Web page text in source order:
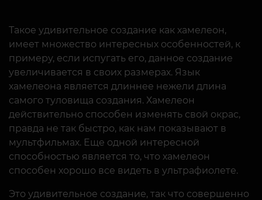
Такое удивительное создание как хамелеон,
имеет множество интересных особенностей, к
примеру, если испугать его, данное создание
увеличивается в своих размерах. Язык
хамелеона является длиннее нежели длина
самого туловища создания. Хамелеон
действительно способен изменять свой окрас,
правда не так быстро, как нам показывают в
мультфильмах. Еще одной интересной
способностью является то, что хамелеон
способен хорошо все видеть в ультрафиолете.
Это удивительное создание, так что совершенно